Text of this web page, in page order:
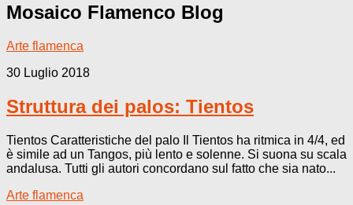
Mosaico Flamenco Blog
Arte flamenca
30 Luglio 2018
Struttura dei palos: Tientos
Tientos Caratteristiche del palo Il Tientos ha ritmica in 4/4, ed
è simile ad un Tangos, più lento e solenne. Si suona su scala
andalusa. Tutti gli autori concordano sul fatto che sia nato...
Arte flamenca